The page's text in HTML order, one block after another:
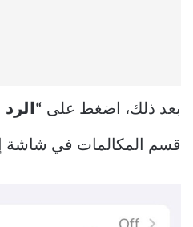
بعد ذلك، اضغط على
قسم المكالمات في شاشة